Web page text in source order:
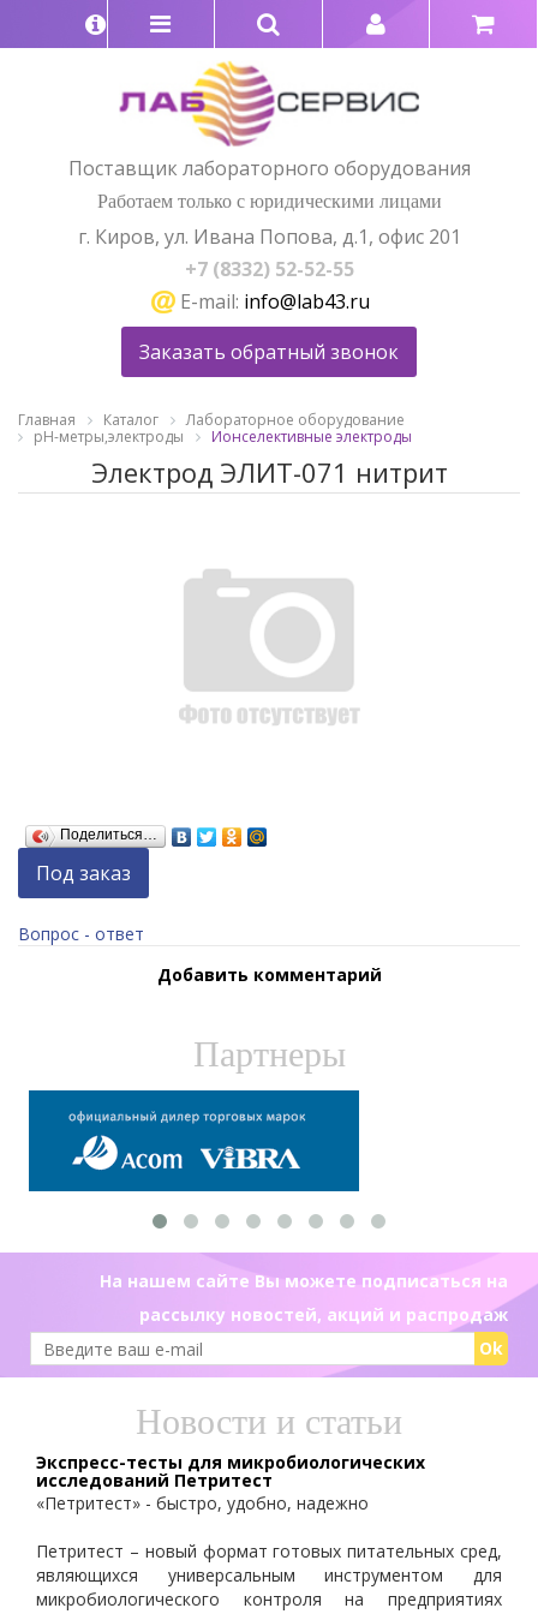
Поставщик лабораторного оборудования
Работаем только с юридическими лицами
г. Киров, ул. Ивана Попова, д.1, офис 201
+7 (8332) 52-52-55
E-mail: info@lab43.ru
Заказать обратный звонок
Главная Каталог
Лабораторное оборудование
pH-метры,электроды
Ионселективные электроды
Электрод ЭЛИТ-071 нитрит
Поделиться…
Под заказ
Вопрос - ответ
Добавить комментарий
Партнеры
На нашем сайте Вы можете подписаться на
рассылку новостей, акций и распродаж
Ok
Новости и статьи
Экспресс-тесты для микробиологических
исследований Петритест
«Петритест» - быстро, удобно, надежно
Петритест – новый формат готовых питательных сред,
являющихся универсальным инструментом для
микробиологического контроля на предприятиях